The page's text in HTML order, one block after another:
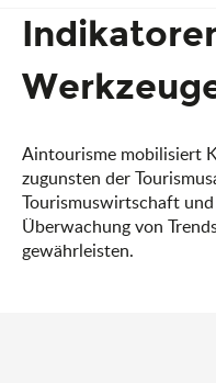
Aintourisme mobilisiert
zugunsten der
Tourismuswirtschaft
Überwachung von
gewährleisten.